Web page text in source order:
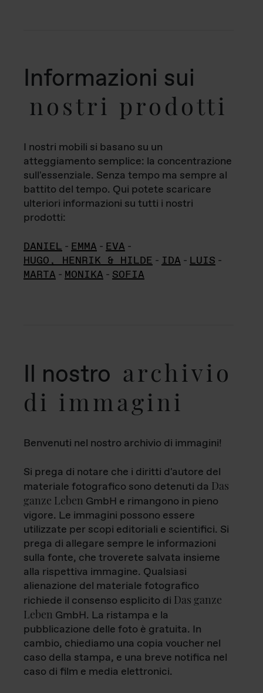
Informazioni sui
nostri prodotti
I nostri mobili si basano su un
atteggiamento semplice: la concentrazione
sull'essenziale. Senza tempo ma sempre al
battito del tempo. Qui potete scaricare
ulteriori informazioni su tutti i nostri
prodotti:
DANIEL - EMMA - EVA -
HUGO, HENRIK & HILDE - IDA - LUIS -
MARTA - MONIKA - SOFIA
Il nostro archivio
di immagini
Benvenuti nel nostro archivio di immagini!
Si prega di notare che i diritti d'autore del
materiale fotografico sono detenuti da Das
ganze Leben GmbH e rimangono in pieno
vigore. Le immagini possono essere
utilizzate per scopi editoriali e scientifici. Si
prega di allegare sempre le informazioni
sulla fonte, che troverete salvata insieme
alla rispettiva immagine. Qualsiasi
alienazione del materiale fotografico
richiede il consenso esplicito di Das ganze
Leben GmbH. La ristampa e la
pubblicazione delle foto è gratuita. In
cambio, chiediamo una copia voucher nel
caso della stampa, e una breve notifica nel
caso di film e media elettronici.